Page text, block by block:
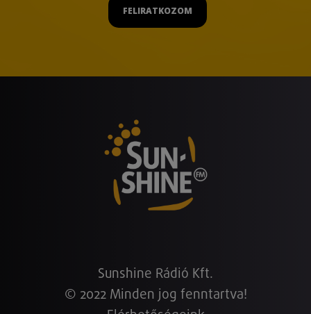
FELIRATKOZOM
Sunshine Rádió Kft.
© 2022 Minden jog fenntartva!